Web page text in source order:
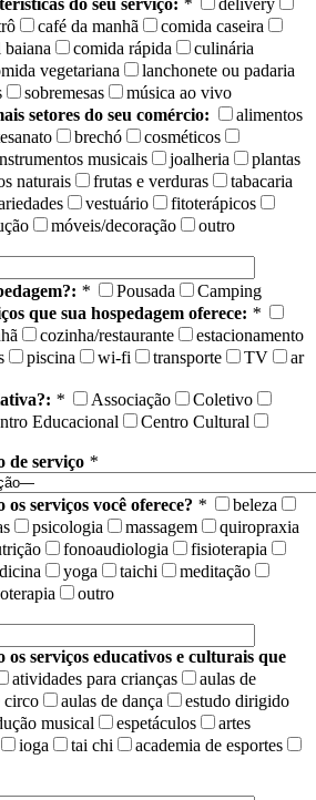
do seu serviço: *
delivery
café da manhã
comida caseira
comida rápida
culinária
vegetariana
lanchonete ou padaria
sobremesas
música ao vivo
setores do seu comércio:
alimentos
brechó
cosméticos
musicais joalheria
plantas
naturais frutas e verduras
tabacaria
vestuário
fitoterápicos
móveis/decoração
outro
* Pousada
Camping
que sua hospedagem oferece: *
cozinha/restaurante
estacionamento
piscina wi-fi transporte TV
ar
* Associação
Coletivo
Educacional
Centro Cultural
de serviço *
os serviços você oferece? *
beleza
psicologia massagem
quiropraxia
fonoaudiologia
fisioterapia
yoga taichi
meditação
outro
os serviços educativos e culturais que
atividades para crianças
aulas de
circo aulas de dança
estudo dirigido
musical espetáculos
artes
ioga tai chi
academia de esportes